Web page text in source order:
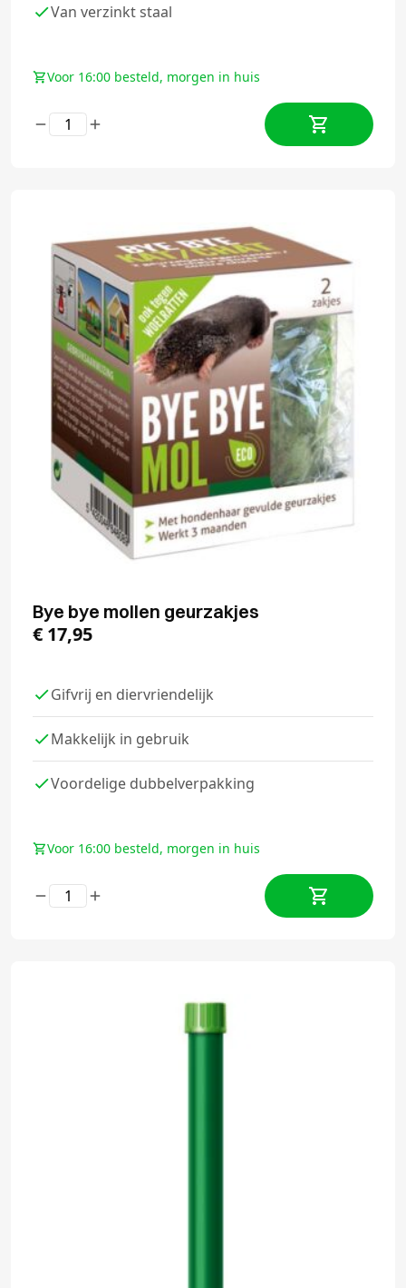
Van verzinkt staal
Voor 16:00 besteld, morgen in huis
Bye bye mollen geurzakjes
€ 17,95
Gifvrij en diervriendelijk
Makkelijk in gebruik
Voordelige dubbelverpakking
Voor 16:00 besteld, morgen in huis